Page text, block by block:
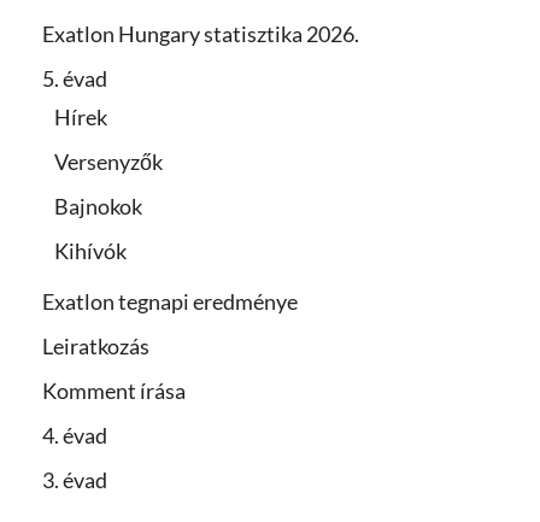
Exatlon Hungary statisztika 2026.
5. évad
Hírek
Versenyzők
Bajnokok
Kihívók
Exatlon tegnapi eredménye
Leiratkozás
Komment írása
4. évad
3. évad